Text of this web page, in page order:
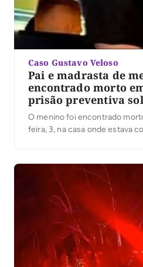
Caso Gustavo Veloso
Pai e madrasta de
encontrado morto
prisão preventiva
O menino foi encontrado
feira, 3, na casa onde estava